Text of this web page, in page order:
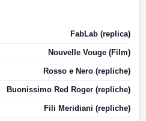
FabLab (replica)
Nouvelle Vouge (Film)
Rosso e Nero (repliche)
Buonissimo Red Roger (repliche)
Fili Meridiani (repliche)